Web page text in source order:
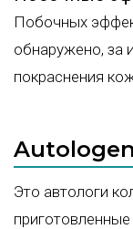
Побочных
обнаружено, за
покраснения
Autologen
Это автологи